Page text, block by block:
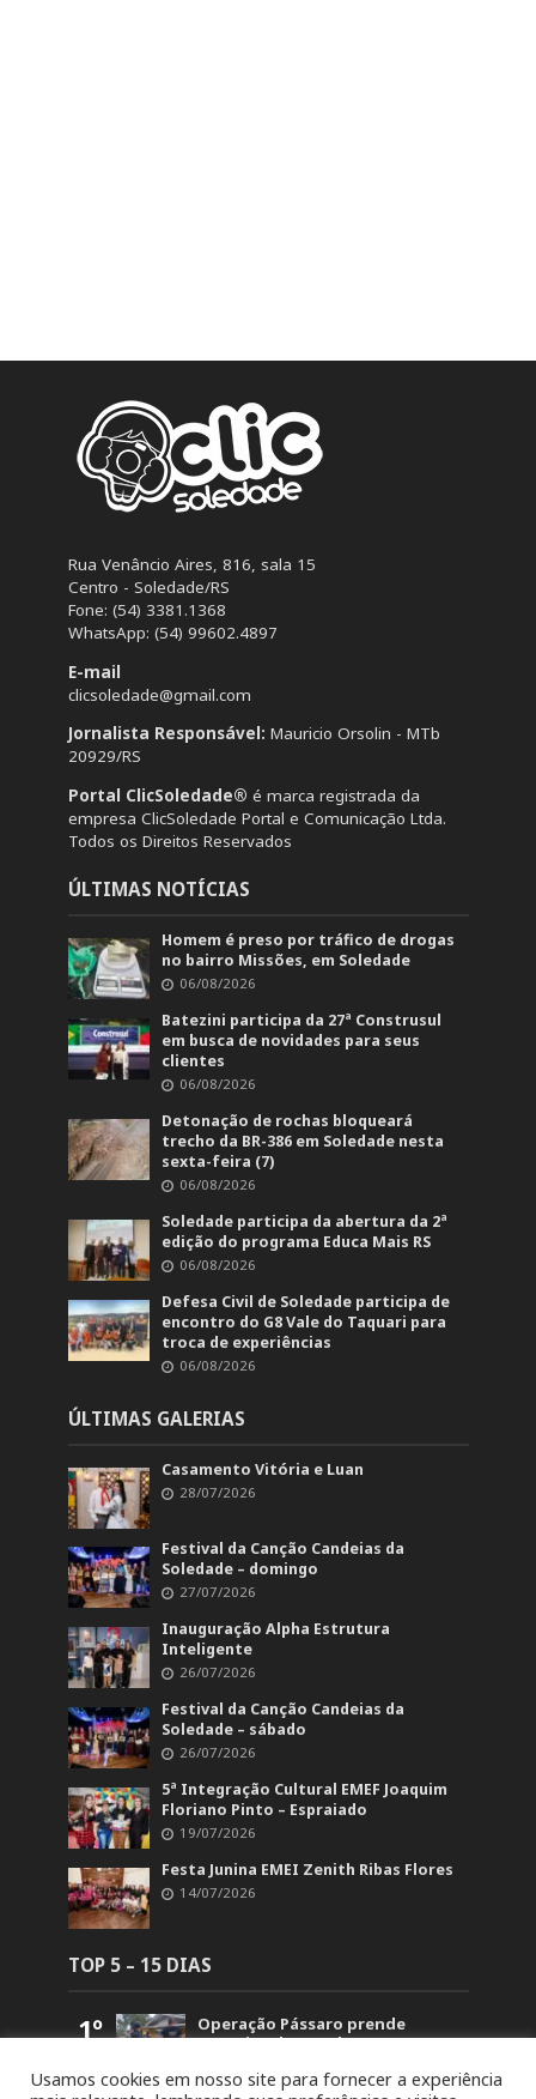
Rua Venâncio Aires, 816, sala 15
Centro - Soledade/RS
Fone: (54) 3381.1368
WhatsApp: (54) 99602.4897
E-mail
clicsoledade@gmail.com
Jornalista Responsável: Mauricio Orsolin - MTb
20929/RS
Portal ClicSoledade® é marca registrada da
empresa ClicSoledade Portal e Comunicação Ltda.
Todos os Direitos Reservados
ÚLTIMAS NOTÍCIAS
Homem é preso por tráfico de drogas
no bairro Missões, em Soledade
06/08/2026
Batezini participa da 27ª Construsul
em busca de novidades para seus
clientes
06/08/2026
Detonação de rochas bloqueará
trecho da BR-386 em Soledade nesta
sexta-feira (7)
06/08/2026
Soledade participa da abertura da 2ª
edição do programa Educa Mais RS
06/08/2026
Defesa Civil de Soledade participa de
encontro do G8 Vale do Taquari para
troca de experiências
06/08/2026
ÚLTIMAS GALERIAS
Casamento Vitória e Luan
28/07/2026
Festival da Canção Candeias da
Soledade – domingo
27/07/2026
Inauguração Alpha Estrutura
Inteligente
26/07/2026
Festival da Canção Candeias da
Soledade – sábado
26/07/2026
5ª Integração Cultural EMEF Joaquim
Floriano Pinto – Espraiado
19/07/2026
Festa Junina EMEI Zenith Ribas Flores
14/07/2026
TOP 5 – 15 DIAS
1º
Operação Pássaro prende
suspeito de mandar matar
5.855
Usamos cookies em nosso site para fornecer a experiência